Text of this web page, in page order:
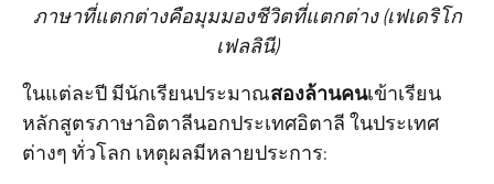
ภาษาที่แตกต่างคือมุมมองชีวิตที่แตกต่าง (เฟเดริโก
เฟลลินี)
ในแต่ละปี มีนักเรียนประมาณสองล้านคนเข้าเรียน
หลักสูตรภาษาอิตาลีนอกประเทศอิตาลี ในประเทศ
ต่างๆ ทั่วโลก เหตุผลมีหลายประการ: